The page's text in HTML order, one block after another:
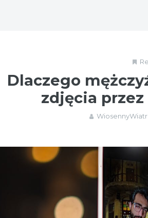
Dlaczego
zdjęcia
WiosennyWiatr